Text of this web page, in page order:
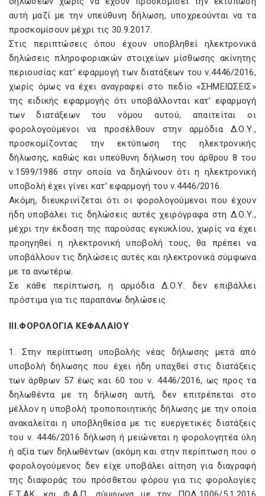
αυτή μαζί με την υπεύθυνη δήλωση, υποχρεούνται να τα
προσκομίσουν μέχρι τις 30.9.2017.
Στις περιπτώσεις όπου έχουν υποβληθεί ηλεκτρονικά
δηλώσεις πληροφοριακών στοιχείων μίσθωσης ακίνητης
περιουσίας κατ’ εφαρμογή των διατάξεων του ν.4446/2016,
χωρίς όμως να έχει αναγραφεί στο πεδίο «ΣΗΜΕΙΩΣΕΙΣ»
της ειδικής εφαρμογής ότι υποβάλλονται κατ’ εφαρμογή
των διατάξεων του νόμου αυτού, απαιτείται οι
φορολογούμενοι να προσέλθουν στην αρμόδια Δ.Ο.Υ.,
προσκομίζοντας την εκτύπωση της ηλεκτρονικής
δήλωσης, καθώς και υπεύθυνη δήλωση του άρθρου 8 του
ν.1599/1986 στην οποία να δηλώνουν ότι η ηλεκτρονική
υποβολή έχει γίνει κατ’ εφαρμογή του ν.4446/2016.
Ακόμη, διευκρινίζεται ότι οι φορολογούμενοι που έχουν
ήδη υποβάλει τις δηλώσεις αυτές χειρόγραφα στη Δ.Ο.Υ.,
μέχρι την έκδοση της παρούσας εγκυκλίου, χωρίς να έχει
προηγηθεί η ηλεκτρονική υποβολή τους, θα πρέπει να
υποβάλλουν τις δηλώσεις αυτές και ηλεκτρονικά σύμφωνα
με τα ανωτέρω.
Σε κάθε περίπτωση, η αρμόδια Δ.Ο.Υ. δεν επιβάλλει
πρόστιμα για τις παραπάνω δηλώσεις.
ΙΙΙ.ΦΟΡΟΛΟΓΙΑ ΚΕΦΑΛΑΙΟΥ
1. Στην περίπτωση υποβολής νέας δήλωσης μετά από
υποβολή δήλωσης που έχει ήδη υπαχθεί στις διατάξεις
των άρθρων 57 έως και 60 του ν. 4446/2016, ως προς τα
δηλωθέντα με τη δήλωση αυτή, δεν επιτρέπεται στο
μέλλον η υποβολή τροποποιητικής δήλωσης με την οποία
ανακαλείται η υποβληθείσα με τις ευεργετικές διατάξεις
του ν. 4446/2016 δήλωση ή μειώνεται η φορολογητέα ύλη
ή αξία των δηλωθέντων (ακόμη και στην περίπτωση που ο
φορολογούμενος δεν είχε υποβάλει αίτηση για διαγραφή
της διαφοράς του πρόσθετου φόρου για τις φορολογίες